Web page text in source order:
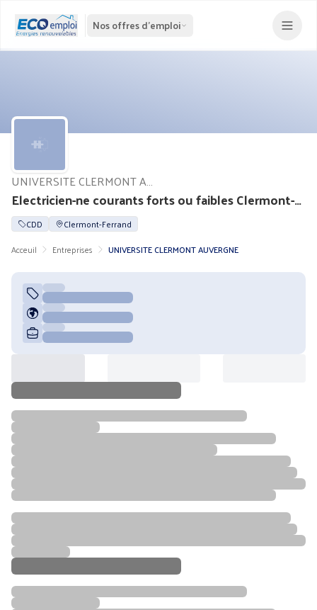
Nos offres d'emploi
Electricien-ne courants forts ou faibles Clermont-Ferrand (H/F)
UNIVERSITE CLERMONT AUVERGNE
CDD
Clermont-Ferrand
Acceuil
Entreprises UNIVERSITE CLERMONT AUVERGNE